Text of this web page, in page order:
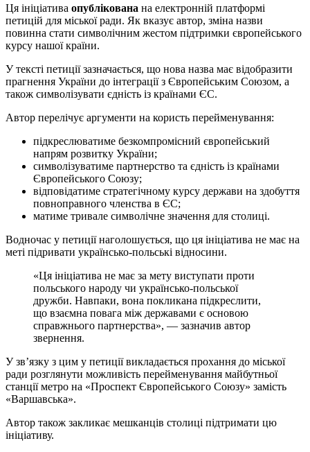
Ця ініціатива опублікована на електронній платформі
петицій для міської ради. Як вказує автор, зміна назви
повинна стати символічним жестом підтримки європейського
курсу нашої країни.
У тексті петиції зазначається, що нова назва має відобразити
прагнення України до інтеграції з Європейським Союзом, а
також символізувати єдність із країнами ЄС.
Автор перелічує аргументи на користь перейменування:
підкреслюватиме безкомпромісний європейський
напрям розвитку України;
символізуватиме партнерство та єдність із країнами
Європейського Союзу;
відповідатиме стратегічному курсу держави на здобуття
повноправного членства в ЄС;
матиме тривале символічне значення для столиці.
Водночас у петиції наголошується, що ця ініціатива не має на
меті підривати українсько-польські відносини.
«Ця ініціатива не має за мету виступати проти
польського народу чи українсько-польської
дружби. Навпаки, вона покликана підкреслити,
що взаємна повага між державами є основою
справжнього партнерства», — зазначив автор
звернення.
У зв’язку з цим у петиції викладається прохання до міської
ради розглянути можливість перейменування майбутньої
станції метро на «Проспект Європейського Союзу» замість
«Варшавська».
Автор також закликає мешканців столиці підтримати цю
ініціативу.